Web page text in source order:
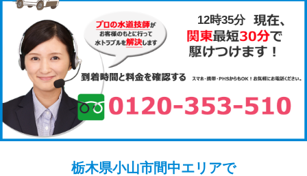
12時35分
栃木県小山市間中エリアで